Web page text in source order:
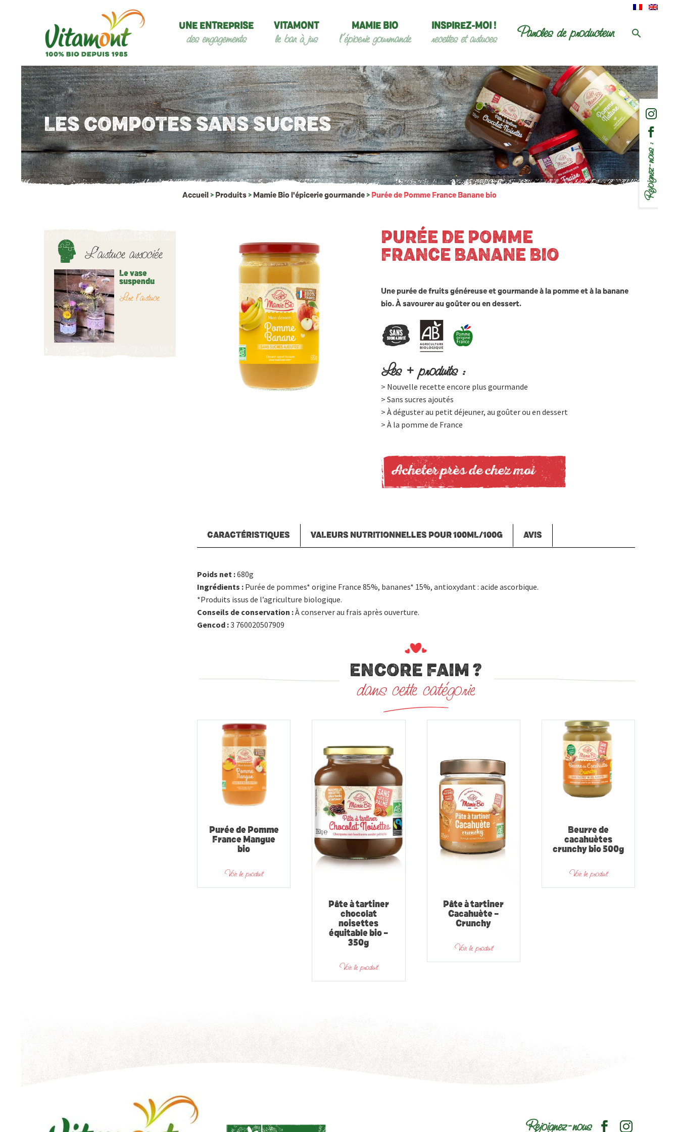
UNE ENTREPRISE
des engagements
VITAMONT
le bar à jus
MAMIE BIO
l’épicerie gourmande
INSPIREZ-MOI !
recettes et astuces Paroles de producteur
Rejoignez-nous :
LES COMPOTES SANS SUCRES
Accueil > Produits > Mamie Bio l'épicerie gourmande > Purée de Pomme France Banane bio
PURÉE DE POMME
FRANCE BANANE BIO
Une purée de fruits généreuse et gourmande à la pomme et à la banane
bio. À savourer au goûter ou en dessert.
Les + produits :
> Nouvelle recette encore plus gourmande
> Sans sucres ajoutés
> À déguster au petit déjeuner, au goûter ou en dessert
> À la pomme de France
Acheter près de chez moi
ENCORE FAIM ?
dans cette catégorie
Purée de Pomme
France Mangue
bio
Voir le produit
Pâte à tartiner
chocolat
noisettes
équitable bio –
350g
Voir le produit
Pâte à tartiner
Cacahuète –
Crunchy
Voir le produit
Beurre de
cacahuètes
crunchy bio 500g
Voir le produit
CARACTÉRISTIQUES VALEURS NUTRITIONNELLES POUR 100ML/100G AVIS
Poids net :680g
Ingrédients : Purée de pommes* origine France 85%, bananes* 15%, antioxydant : acide ascorbique.
*Produits issus de l’agriculture biologique.
Conseils de conservation :À conserver au frais après ouverture.
Gencod :3 760020507909
L’astuce associée
Le vase
suspendu
Lire l’astuce
Rejoignez-nous